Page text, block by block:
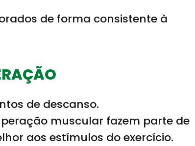
de forma consistente à
de descanso.
muscular fazem parte de
aos estímulos do exercício.